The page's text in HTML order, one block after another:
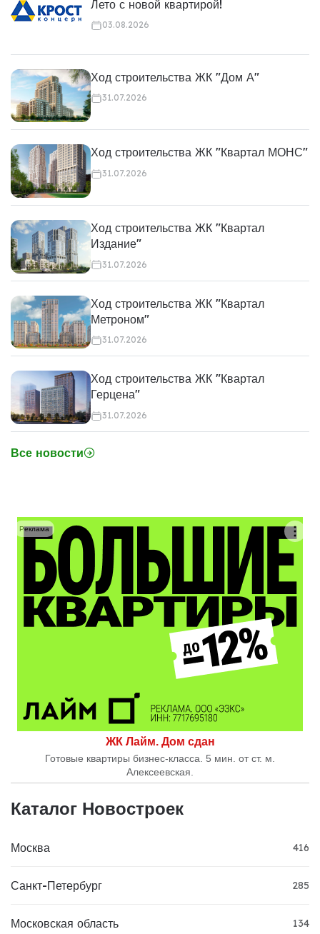
Лето с новой квартирой!
03.08.2026
Ход строительства ЖК "Дом А"
31.07.2026
Ход строительства ЖК "Квартал МОНС"
31.07.2026
Ход строительства ЖК "Квартал
Издание"
31.07.2026
Ход строительства ЖК "Квартал
Метроном"
31.07.2026
Ход строительства ЖК "Квартал
Герцена"
31.07.2026
Все новости
ЖК Лайм. Дом сдан
Готовые квартиры бизнес-класса. 5 мин. от ст. м.
Алексеевская.
Реклама
Каталог Новостроек
Москва 416
Санкт-Петербург 285
Московская область 134